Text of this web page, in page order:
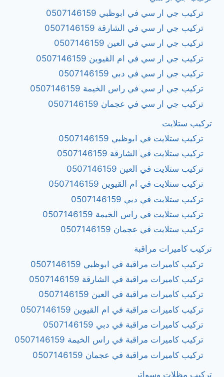
تركيب جي ار سي في ابوظبي 0507146159
تركيب جي ار سي في الشارقة 0507146159
تركيب جي ار سي في العين 0507146159
تركيب جي ار سي في ام القيوين 0507146159
تركيب جي ار سي في دبي 0507146159
تركيب جي ار سي في راس الخيمة 0507146159
تركيب جي ار سي في عجمان 0507146159
تركيب ستلايت
تركيب ستلايت في ابوظبي 0507146159
تركيب ستلايت في الشارقة 0507146159
تركيب ستلايت في العين 0507146159
تركيب ستلايت في ام القيوين 0507146159
تركيب ستلايت في دبي 0507146159
تركيب ستلايت في راس الخيمة 0507146159
تركيب ستلايت في عجمان 0507146159
تركيب كاميرات مراقبة
تركيب كاميرات مراقبة في ابوظبي 0507146159
تركيب كاميرات مراقبة في الشارقة 0507146159
تركيب كاميرات مراقبة في العين 0507146159
تركيب كاميرات مراقبة في ام القيوين 0507146159
تركيب كاميرات مراقبة في دبي 0507146159
تركيب كاميرات مراقبة في راس الخيمة 0507146159
تركيب كاميرات مراقبة في عجمان 0507146159
تركيب مظلات وسواتر